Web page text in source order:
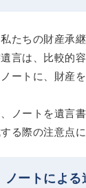
たちの財産承
言は、比較的
ートに、財産
ノートを遺言
る際の注意点
ートによる